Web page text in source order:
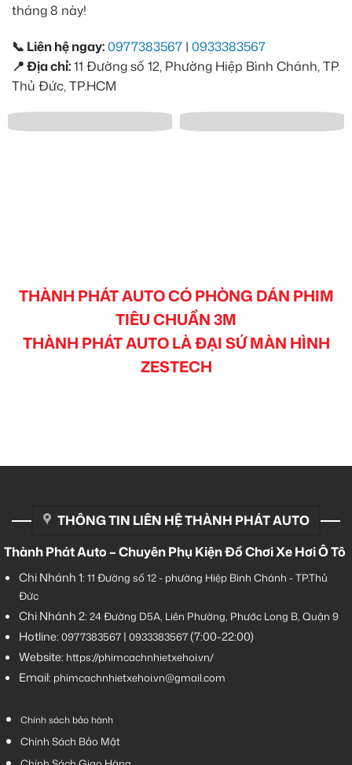
tháng 8 này!
📞 Liên hệ ngay:0977383567 | 0933383567
📍 Địa chỉ:11 Đường số 12, Phường Hiệp Bình Chánh, TP.
Thủ Đức, TP.HCM
THÀNH PHÁT AUTO CÓ PHÒNG DÁN PHIM
TIÊU CHUẨN 3M
THÀNH PHÁT AUTO LÀ ĐẠI SỨ MÀN HÌNH
ZESTECH
THÔNG TIN LIÊN HỆ THÀNH PHÁT AUTO
Thành Phát Auto – Chuyên Phụ Kiện Đồ Chơi Xe Hơi Ô Tô
Chi Nhánh 1: 11 Đường số 12 - phường Hiệp Bình Chánh - TP.Thủ
Đức
Chi Nhánh 2: 24 Đường D5A, Liên Phường, Phước Long B, Quận 9
Hotline: 0977383567| 0933383567(7:00-22:00)
Website: https://phimcachnhietxehoi.vn/
Email: phimcachnhietxehoi.vn@gmail.com
Chính sách bảo hành
Chính Sách Bảo Mật